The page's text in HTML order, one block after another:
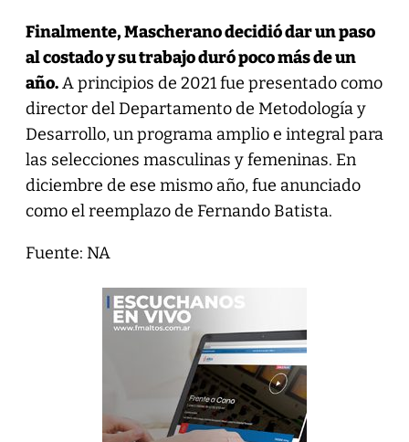
Finalmente, Mascherano decidió dar un paso
al costado y su trabajo duró poco más de un
año.A principios de 2021 fue presentado como
director del Departamento de Metodología y
Desarrollo, un programa amplio e integral para
las selecciones masculinas y femeninas. En
diciembre de ese mismo año, fue anunciado
como el reemplazo de Fernando Batista.
Fuente: NA